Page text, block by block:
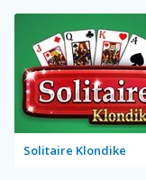
Solitaire Klondike